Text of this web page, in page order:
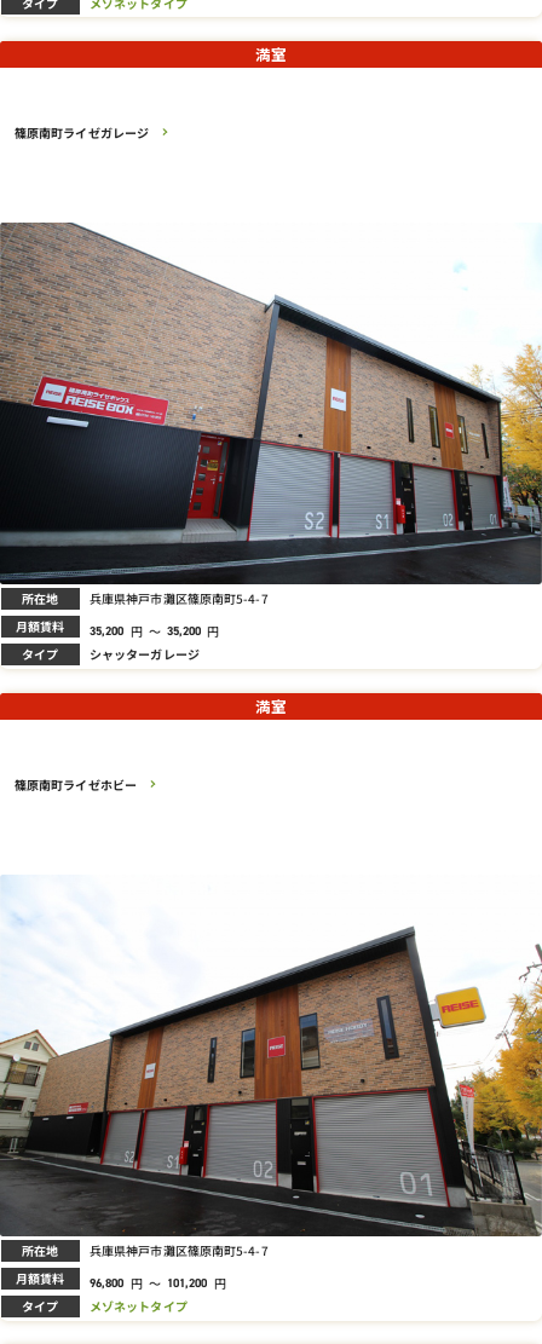
篠原南町ライゼガレージ
満室
所在地 兵庫県神戸市灘区篠原南町5-4-7
月額賃料 35,200 円 ～ 35,200 円
タイプ シャッターガレージ
篠原南町ライゼホビー
満室
所在地 兵庫県神戸市灘区篠原南町5-4-7
月額賃料 96,800 円 ～ 101,200 円
タイプ メゾネットタイプ